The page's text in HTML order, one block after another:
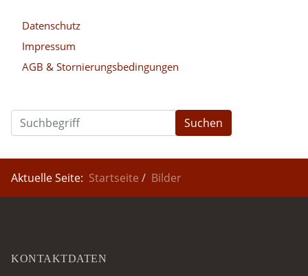
Datenschutz
Impressum
AGB & Stornierungsbedingungen
Suchen
Aktuelle Seite: Startseite Bilder
KONTAKTDATEN